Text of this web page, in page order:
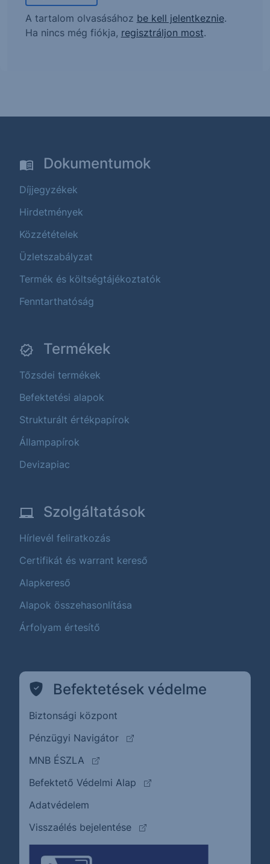
A tartalom olvasásához be kell jelentkeznie.
Ha nincs még fiókja, regisztráljon most.
Dokumentumok
Díjjegyzékek
Hirdetmények
Közzétételek
Üzletszabályzat
Termék és költségtájékoztatók
Fenntarthatóság
Termékek
Tőzsdei termékek
Befektetési alapok
Strukturált értékpapírok
Állampapírok
Devizapiac
Szolgáltatások
Hírlevél feliratkozás
Certifikát és warrant kereső
Alapkereső
Alapok összehasonlítása
Árfolyam értesítő
Befektetések védelme
Biztonsági központ
Pénzügyi Navigátor
(külső oldalra ugrik)
MNB ÉSZLA
(külső oldalra ugrik)
Befektető Védelmi Alap
(külső oldalra ugrik)
Adatvédelem
Visszaélés bejelentése
(külső oldalra ugrik)